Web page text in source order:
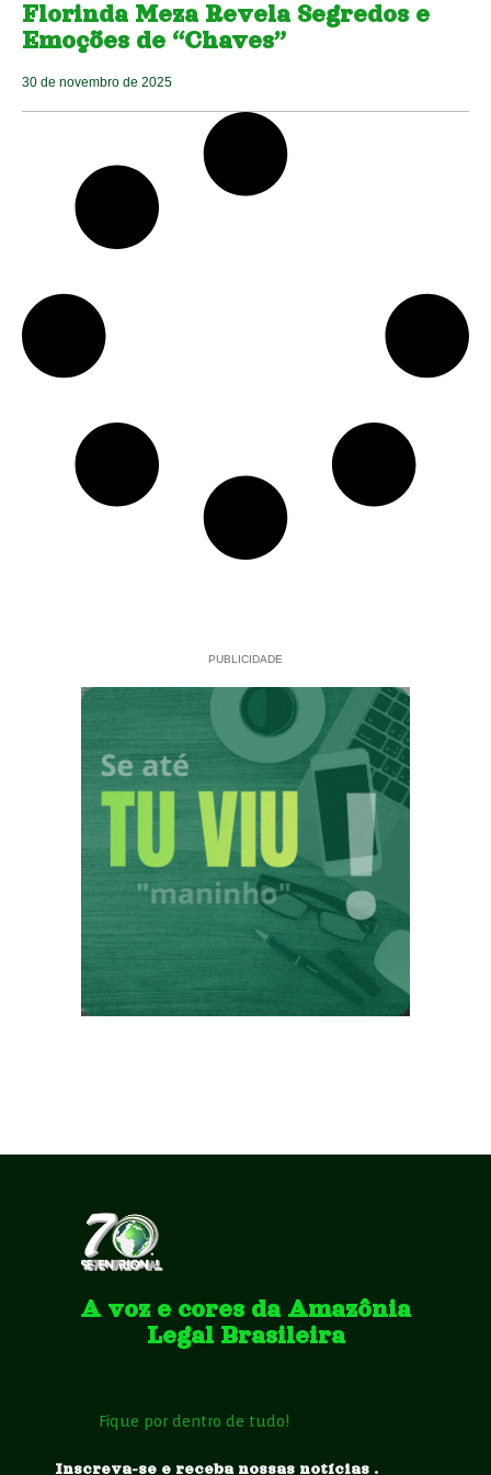
Florinda Meza Revela Segredos e
Emoções de “Chaves”
30 de novembro de 2025
PUBLICIDADE
A voz e cores da Amazônia
Legal Brasileira
Fique por dentro de tudo!
Inscreva-se e receba nossas notícias .